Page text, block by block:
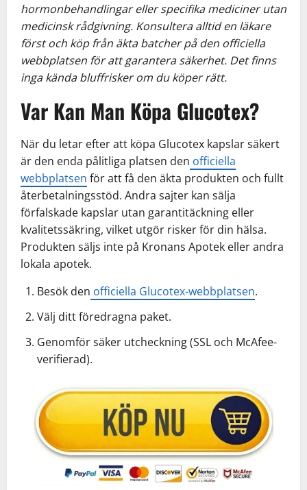
hormonbehandlingar eller specifika mediciner utan
medicinsk rådgivning. Konsultera alltid en läkare
först och köp från äkta batcher på den officiella
webbplatsen för att garantera säkerhet. Det finns
inga kända bluffrisker om du köper rätt.
Var Kan Man Köpa Glucotex?
När du letar efter att köpa Glucotex kapslar säkert
är den enda pålitliga platsen den officiella
webbplatsen för att få den äkta produkten och fullt
återbetalningsstöd. Andra sajter kan sälja
förfalskade kapslar utan garantitäckning eller
kvalitetssäkring, vilket utgör risker för din hälsa.
Produkten säljs inte på Kronans Apotek eller andra
lokala apotek.
Besök den officiella Glucotex-webbplatsen.
Välj ditt föredragna paket.
Genomför säker utcheckning (SSL och McAfee-
verifierad).